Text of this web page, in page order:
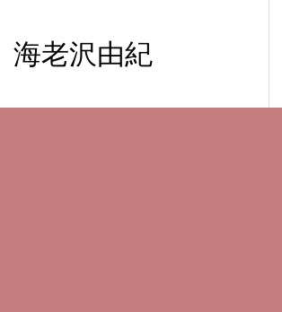
海老沢由紀